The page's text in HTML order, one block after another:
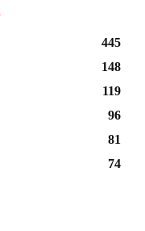
445
148
119
96
81
74